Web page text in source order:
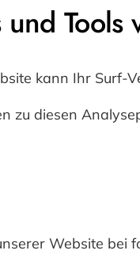
und
kann Ihr
zu diesen
Website bei